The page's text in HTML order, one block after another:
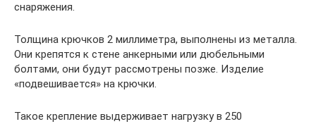
снаряжения.
Толщина крючков 2 миллиметра, выполнены из металла.
Они крепятся к стене анкерными или дюбельными
болтами, они будут рассмотрены позже. Изделие
«подвешивается» на крючки.
Такое крепление выдерживает нагрузку в 250